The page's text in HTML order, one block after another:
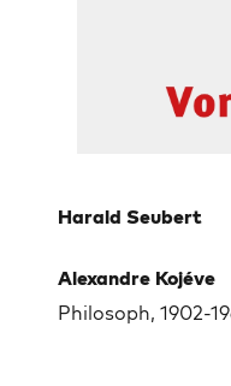
Harald Seubert
Alexandre Kojéve
Philosoph, 1902-